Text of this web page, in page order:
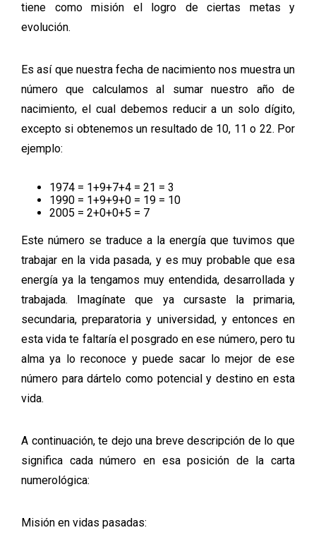
tiene como misión el logro de ciertas metas y
evolución.
Es así que nuestra fecha de nacimiento nos muestra un
número que calculamos al sumar nuestro año de
nacimiento, el cual debemos reducir a un solo dígito,
excepto si obtenemos un resultado de 10, 11 o 22. Por
ejemplo:
1974 = 1+9+7+4 = 21 = 3
1990 = 1+9+9+0 = 19 = 10
2005 = 2+0+0+5 = 7
Este número se traduce a la energía que tuvimos que
trabajar en la vida pasada, y es muy probable que esa
energía ya la tengamos muy entendida, desarrollada y
trabajada. Imagínate que ya cursaste la primaria,
secundaria, preparatoria y universidad, y entonces en
esta vida te faltaría el posgrado en ese número, pero tu
alma ya lo reconoce y puede sacar lo mejor de ese
número para dártelo como potencial y destino en esta
vida.
A continuación, te dejo una breve descripción de lo que
significa cada número en esa posición de la carta
numerológica:
Misión en vidas pasadas: